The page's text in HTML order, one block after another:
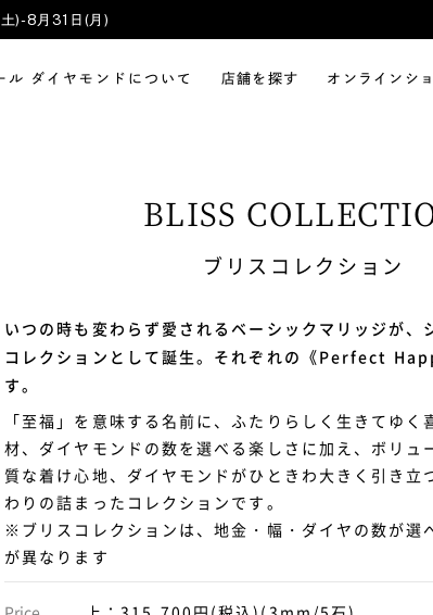
)-8月31日(月)
ル ダイヤモンドについて 店舗を探す オンラインシ
BLISS
ブリスコレクション
いつの時も変わらず愛されるベーシックマリッジが、
コレクションとして誕生。それぞれの《Perfect
す。
「至福」を意味する名前に、ふたりらしく生きてゆく
材、ダイヤモンドの数を選べる楽しさに加え、ボリュ
質な着け心地、ダイヤモンドがひときわ大きく引き立
わりの詰まったコレクションです。
※ブリスコレクションは、地金・幅・ダイヤの数が選
が異なります